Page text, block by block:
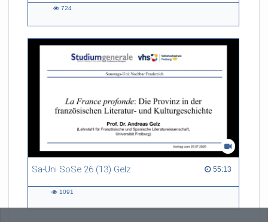
724
Sa-Uni SoSe 26 (13) Gelz 55:13
55:13 duration
1091